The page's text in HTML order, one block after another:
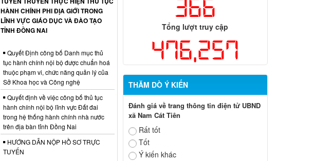
366
Tổng lượt truy cập
476,257
THĂM DÒ Ý KIẾN
Đánh giá về trang thông tin điện tử UBND
xã Nam Cát Tiên
Rất tốt
Tốt
Ý kiến khác
HÀNH CHÍNH PHI ĐỊA GIỚI TRONG
LĨNH VỰC GIÁO DỤC VÀ ĐÀO TẠO
TỈNH ĐỒNG NAI
Quyết Định công bố Danh mục thủ
tục hành chính nội bộ được chuẩn hoá
thuộc phạm vi, chức năng quản lý của
Sở Khoa học và Công nghệ
Quyết định về việc công bố thủ tục
hành chính nội bộ lĩnh vực Đất đai
trong hệ thống hành chính nhà nước
trên địa bàn tỉnh Đồng Nai
HƯỚNG DẪN NỘP HỒ SƠ TRỰC
TUYẾN